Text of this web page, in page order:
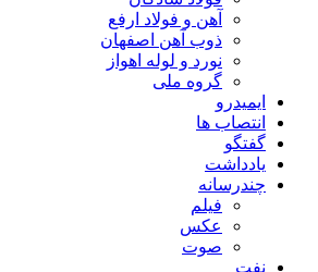
آهن و فولاد ارفع
ذوب آهن اصفهان
نورد و لوله اهواز
گروه ملی
ایمیدرو
انتصاب ها
گفتگو
یادداشت
چندرسانه
فیلم
عکس
صوت
نفت